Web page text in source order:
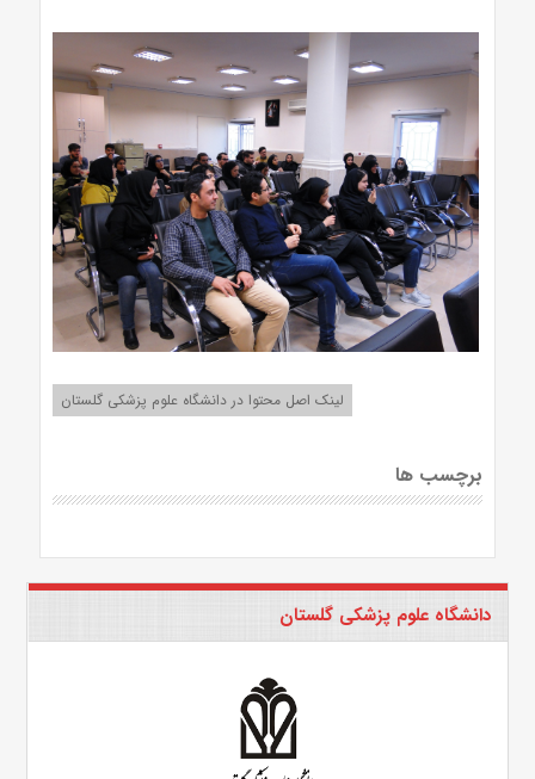
لینک اصل محتوا در دانشگاه علوم پزشکی گلستان
برچسب ها
دانشگاه علوم پزشکی گلستان